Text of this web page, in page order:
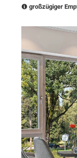
großzügiger